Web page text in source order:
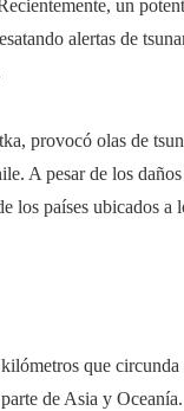
un
alertas de
provocó olas de
A pesar de los
los países ubicados
que
de Asia y